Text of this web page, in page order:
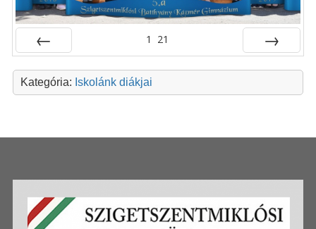
1
21
Kategória: Iskolánk diákjai